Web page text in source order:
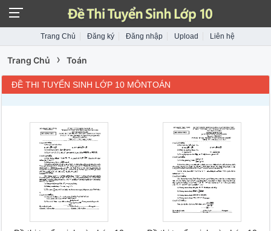
Trang Chủ Đăng ký Đăng nhập Upload Liên hệ
Trang Chủ › Toán
ĐỀ THI TUYỂN SINH LỚP 10 MÔNTOÁN